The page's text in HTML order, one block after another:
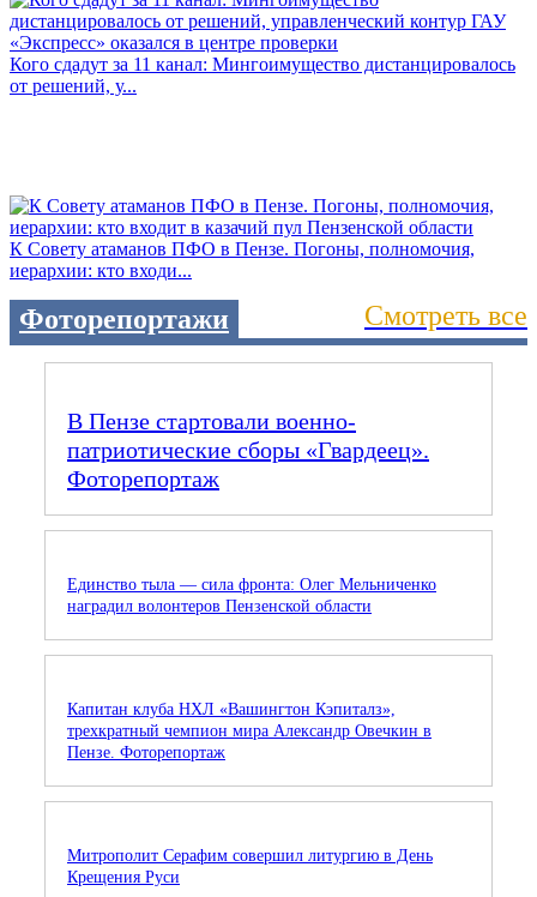
Кого сдадут за 11 канал: Мингоимущество дистанцировалось
от решений, у...
К Совету атаманов ПФО в Пензе. Погоны, полномочия,
иерархии: кто входи...
Фоторепортажи Смотреть все
В Пензе стартовали военно-
патриотические сборы «Гвардеец».
Фоторепортаж
Единство тыла — сила фронта: Олег Мельниченко
наградил волонтеров Пензенской области
Капитан клуба НХЛ «Вашингтон Кэпиталз»,
трехкратный чемпион мира Александр Овечкин в
Пензе. Фоторепортаж
Митрополит Серафим совершил литургию в День
Крещения Руси